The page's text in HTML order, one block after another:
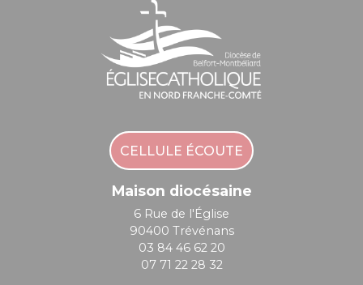
CELLULE ÉCOUTE
Maison diocésaine
6 Rue de l'Église
90400 Trévénans
03 84 46 62 20
07 71 22 28 32